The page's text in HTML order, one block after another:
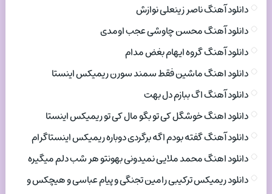
دانلود آهنگ ناصر زینعلی نوازش
دانلود آهنگ محسن چاوشی عجب اومدی
دانلود آهنگ گروه ایهام بغض مدام
دانلود اهنگ ماشین فقط سمند سورن ریمیکس اینستا
دانلود آهنگ اگ ببازم دل بهت
دانلود اهنگ خوشگل کی تو بگو مال کی تو ریمیکس اینستا
دانلود آهنگ گفته بودم اگه برگردی دوباره ریمیکس اینستاگرام
دانلود اهنگ محمد ملایی نمیدونی بهونتو هر شب دلم میگیره
دانلود ریمیکس ترکیبی رامین تجنگی و پیام عباسی و هیچکس و